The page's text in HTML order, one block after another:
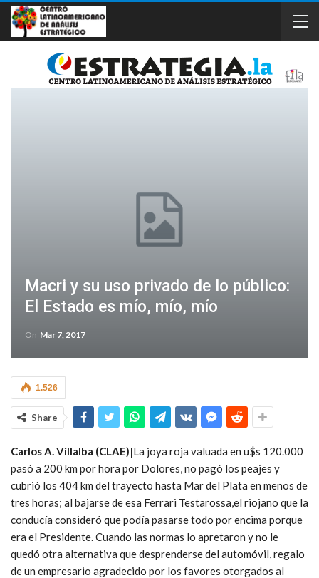
Macri y su uso privado de lo público:
El Estado es mío, mío, mío
On Mar 7, 2017
1.526
Share
Carlos A. Villalba (CLAE)|La joya roja valuada en u$s 120.000
pasó a 200 km por hora por Dolores, no pagó los peajes y
cubrió los 404 km del trayecto hasta Mar del Plata en menos de
tres horas; al bajarse de esa Ferrari Testarossa,el riojano que la
conducía consideró que podía pasarse todo por encima porque
era el Presidente. Cuando las normas lo apretaron y no le
quedó otra alternativa que desprenderse del automóvil, regalo
de un empresario agradecido por los favores otorgados al